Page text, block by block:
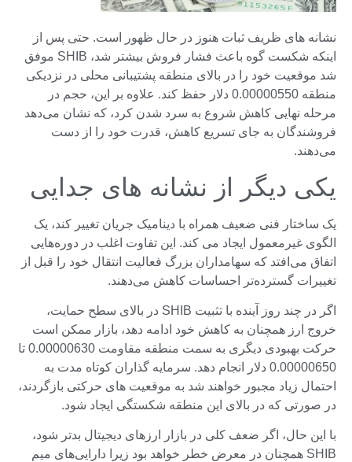
نشانه های ظریف ثبات هنوز در حال ظهور است. حتی پس از
اینکه شکست گوه باعث فشار فروش بیشتر شد، SHIB موفق
شد موقعیت خود را در بالای منطقه پشتیبانی محلی در نزدیکی
منطقه 0.00000550 دلار حفظ کند. علاوه بر این، حجم در
مرحله نهایی کاهش شروع به سرد شدن کرد، که نشان می‌دهد
فروشندگان به جای تسریع کاهش، قدرت خود را از دست
می‌دهند.
یکی دیگر از نشانه های جدایی
یک ساختار فنی ضعیف همراه با دینامیک جریان تغییر کند، یک
الگوی غیرمعمول ایجاد می کند. این تفاوت اغلب در دوره‌هایی
اتفاق می‌افتد که سهامداران بزرگ فعالیت انتقال خود را قبل از
تغییرات گسترده‌تر احساسات کاهش می‌دهند.
اگر در چند روز آینده با تثبیت SHIB در بالای سطح حمایت،
خروج ارز همچنان به کاهش خود ادامه دهد، بازار ممکن است
حرکت بهبودی دیگری به سمت منطقه مقاومت 0.00000630 تا
0.00000650 دلار انجام دهد. سرمایه گذاران کوتاه مدت به
احتمال زیاد مجبور خواهند شد به موقعیت های حرکتی بازگردند،
در صورتی که در بالای این منطقه شکستگی ایجاد شود.
با این حال، اگر ضعف کلی در بازار ارزهای دیجیتال بدتر شود،
SHIB همچنان در معرض خطر خواهد بود زیرا دارایی‌های میم